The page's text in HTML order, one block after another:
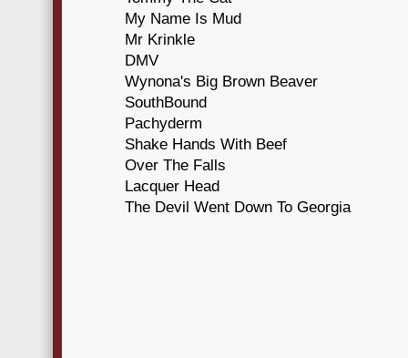
My Name Is Mud
Mr Krinkle
DMV
Wynona's Big Brown Beaver
SouthBound
Pachyderm
Shake Hands With Beef
Over The Falls
Lacquer Head
The Devil Went Down To Georgia